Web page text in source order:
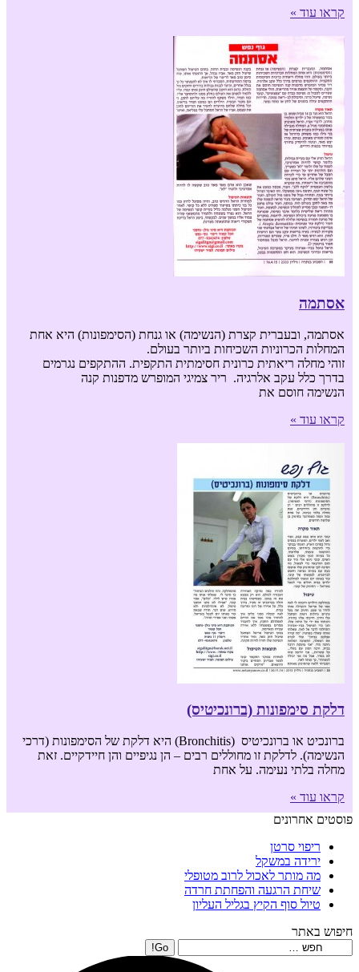
קראו עוד »
אסתמה
אסתמה, ובעברית קצרת (הנשימה) או גנחת (הסימפונות) היא אחת
המחלות הכרוניות השכיחות ביותר בעולם.
זוהי מחלה ריאתית כרונית חסימתית התקפית. ההתקפים נגרמים
בדרך כלל עקב אלרגיה. ריר צמיגי המופרש מדפנות קנה
הנשימה חוסם את
קראו עוד »
דלקת סימפונות (ברונכיטיס)
ברונכיט או ברונכיטיס (Bronchitis) היא דלקת של הסימפונות (דרכי
הנשימה). לדלקת זו מחוללים רבים – הן נגיפיים והן חיידקיים. זאת
מחלה בלתי נעימה. על אחת
קראו עוד »
פוסטים אחרונים
ריפוי סרטן
ירידה במשקל
מה מותר לאכול לרוב מטופלי
שיחת הרגעה והפחתת חרדה
טיול סוף הקיץ בגליל העליון
חיפוש באתר
Search: